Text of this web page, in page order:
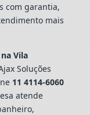
com garantia,
mais
Vila
Soluções
11 4114-6060
atende